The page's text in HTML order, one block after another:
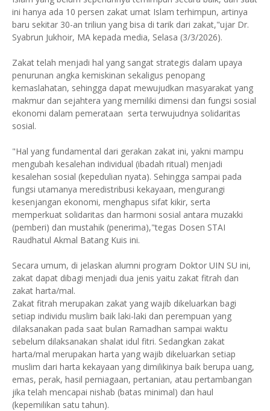
ini hanya ada 10 persen zakat umat Islam terhimpun, artinya
baru sekitar 30-an triliun yang bisa di tarik dari zakat,"ujar Dr.
Syabrun Jukhoir, MA kepada media, Selasa (3/3/2026).
Zakat telah menjadi hal yang sangat strategis dalam upaya
penurunan angka kemiskinan sekaligus penopang
kemaslahatan, sehingga dapat mewujudkan masyarakat yang
makmur dan sejahtera yang memiliki dimensi dan fungsi sosial
ekonomi dalam pemerataan serta terwujudnya solidaritas
sosial.
"Hal yang fundamental dari gerakan zakat ini, yakni mampu
mengubah kesalehan individual (ibadah ritual) menjadi
kesalehan sosial (kepedulian nyata). Sehingga sampai pada
fungsi utamanya meredistribusi kekayaan, mengurangi
kesenjangan ekonomi, menghapus sifat kikir, serta
memperkuat solidaritas dan harmoni sosial antara muzakki
(pemberi) dan mustahik (penerima),"tegas Dosen STAI
Raudhatul Akmal Batang Kuis ini.
Secara umum, di jelaskan alumni program Doktor UIN SU ini,
zakat dapat dibagi menjadi dua jenis yaitu zakat fitrah dan
zakat harta/mal.
Zakat fitrah merupakan zakat yang wajib dikeluarkan bagi
setiap individu muslim baik laki-laki dan perempuan yang
dilaksanakan pada saat bulan Ramadhan sampai waktu
sebelum dilaksanakan shalat idul fitri. Sedangkan zakat
harta/mal merupakan harta yang wajib dikeluarkan setiap
muslim dari harta kekayaan yang dimilikinya baik berupa uang,
emas, perak, hasil perniagaan, pertanian, atau pertambangan
jika telah mencapai nishab (batas minimal) dan haul
(kepemilikan satu tahun).